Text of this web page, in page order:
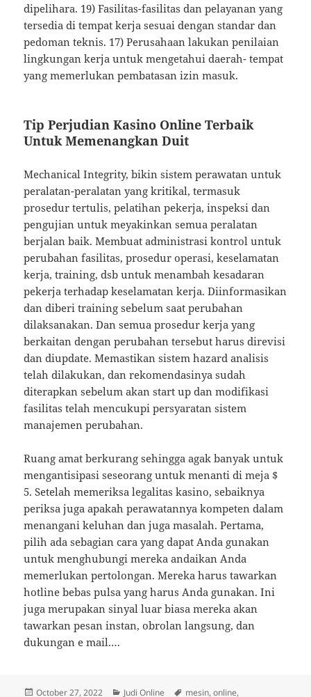
dipelihara. 19) Fasilitas-fasilitas dan pelayanan yang
tersedia di tempat kerja sesuai dengan standar dan
pedoman teknis. 17) Perusahaan lakukan penilaian
lingkungan kerja untuk mengetahui daerah- tempat
yang memerlukan pembatasan izin masuk.
Tip Perjudian Kasino Online Terbaik
Untuk Memenangkan Duit
Mechanical Integrity, bikin sistem perawatan untuk
peralatan-peralatan yang kritikal, termasuk
prosedur tertulis, pelatihan pekerja, inspeksi dan
pengujian untuk meyakinkan semua peralatan
berjalan baik. Membuat administrasi kontrol untuk
perubahan fasilitas, prosedur operasi, keselamatan
kerja, training, dsb untuk menambah kesadaran
pekerja terhadap keselamatan kerja. Diinformasikan
dan diberi training sebelum saat perubahan
dilaksanakan. Dan semua prosedur kerja yang
berkaitan dengan perubahan tersebut harus direvisi
dan diupdate. Memastikan sistem hazard analisis
telah dilakukan, dan rekomendasinya sudah
diterapkan sebelum akan start up dan modifikasi
fasilitas telah mencukupi persyaratan sistem
manajemen perubahan.
Ruang amat berkurang sehingga agak banyak untuk
mengantisipasi seseorang untuk menanti di meja $
5. Setelah memeriksa legalitas kasino, sebaiknya
periksa juga apakah perawatannya kompeten dalam
menangani keluhan dan juga masalah. Pertama,
pilih ada sebagian cara yang dapat Anda gunakan
untuk menghubungi mereka andaikan Anda
memerlukan pertolongan. Mereka harus tawarkan
hotline bebas pulsa yang harus Anda gunakan. Ini
juga merupakan sinyal luar biasa mereka akan
tawarkan pesan instan, obrolan langsung, dan
dukungan e mail.…
Posted
October 27, 2022 Categories
Judi Online Tags
mesin,online,